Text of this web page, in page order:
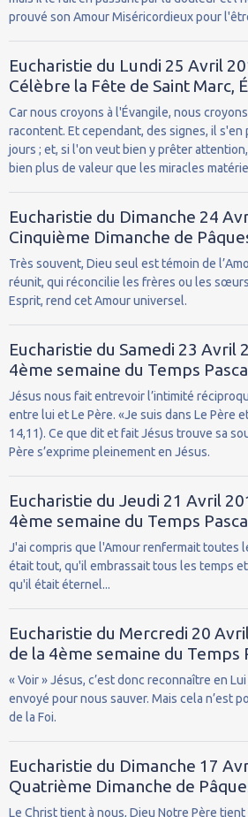
prouvé son Amour Miséricordieux pour
Eucharistie du Lundi 25 Avril
Célèbre la Fête de Saint Marc,
Car nous croyons à l'Évangile, nous
racontent. Et cependant, des signes, il
jours ; et, si l'on veut bien y prêter
bien plus de valeur que les miracles
Eucharistie du Dimanche 24
Cinquième Dimanche de
Très souvent, Dieu seul est témoin de
réunit, qui réconcilie les frères ou les sœurs
Esprit, rend cet Amour universel.
Eucharistie du Samedi 23 Avril
4ème semaine du Temps
Jésus nous fait entrevoir l’intimité
entre lui et Le Père. «Je suis dans Le Père
14,11). Ce que dit et fait Jésus trouve sa
Père s’exprime pleinement en Jésus.
Eucharistie du Jeudi 21 Avril
4ème semaine du Temps
J'ai compris que l'Amour renfermait toutes
était tout, qu'il embrassait tous les temps
qu'il était éternel...
Eucharistie du Mercredi 20
de la 4ème semaine du Temps
« Voir » Jésus, c’est donc reconnaître en
envoyé pour nous sauver. Mais cela n’est
de la Foi.
Eucharistie du Dimanche 17
Quatrième Dimanche de
Le Christ tient à nous, Dieu Notre Père